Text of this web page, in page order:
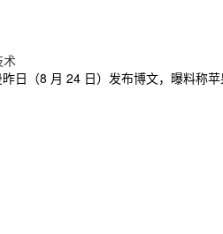
术
日（8 月 24 日）发布博文，曝料称